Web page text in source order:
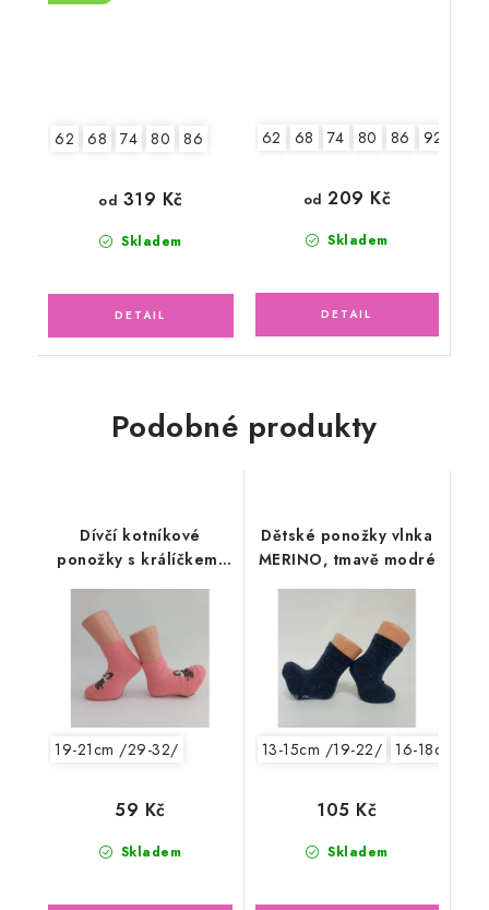
62 68 74 80 86
Skladem
od 319 Kč
62 68 74 80 86 92
Skladem
od 209 Kč
Podobné produkty
Dívčí kotníkové
ponožky s králíčkem,
lososové
19-21cm /29-32/
Skladem
59 Kč
Dětské ponožky vlnka
MERINO, tmavě modré
13-15cm /19-22/ 16-18cm /
Skladem
105 Kč